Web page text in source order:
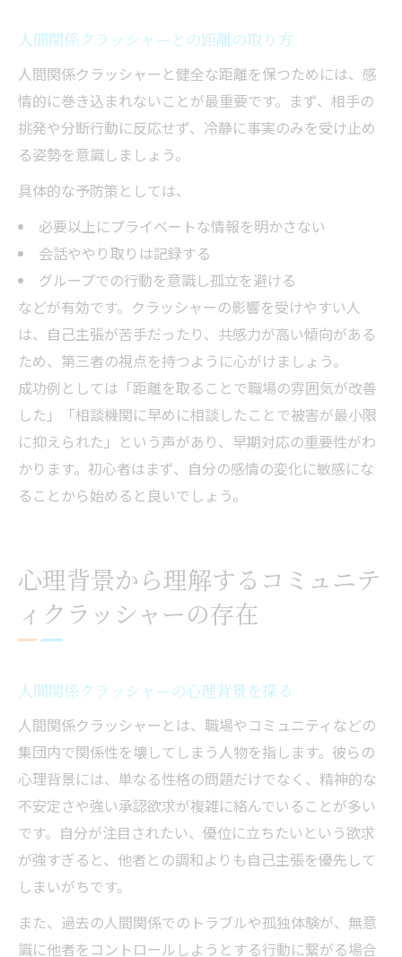
人間関係クラッシャーとの距離の取り方
人間関係クラッシャーと健全な距離を保つためには、感
情的に巻き込まれないことが最重要です。まず、相手の
挑発や分断行動に反応せず、冷静に事実のみを受け止め
る姿勢を意識しましょう。
具体的な予防策としては、
必要以上にプライベートな情報を明かさない
会話ややり取りは記録する
グループでの行動を意識し孤立を避ける
などが有効です。クラッシャーの影響を受けやすい人
は、自己主張が苦手だったり、共感力が高い傾向がある
ため、第三者の視点を持つように心がけましょう。
成功例としては「距離を取ることで職場の雰囲気が改善
した」「相談機関に早めに相談したことで被害が最小限
に抑えられた」という声があり、早期対応の重要性がわ
かります。初心者はまず、自分の感情の変化に敏感にな
ることから始めると良いでしょう。
心理背景から理解するコミュニテ
ィクラッシャーの存在
人間関係クラッシャーの心理背景を探る
人間関係クラッシャーとは、職場やコミュニティなどの
集団内で関係性を壊してしまう人物を指します。彼らの
心理背景には、単なる性格の問題だけでなく、精神的な
不安定さや強い承認欲求が複雑に絡んでいることが多い
です。自分が注目されたい、優位に立ちたいという欲求
が強すぎると、他者との調和よりも自己主張を優先して
しまいがちです。
また、過去の人間関係でのトラブルや孤独体験が、無意
識に他者をコントロールしようとする行動に繋がる場合